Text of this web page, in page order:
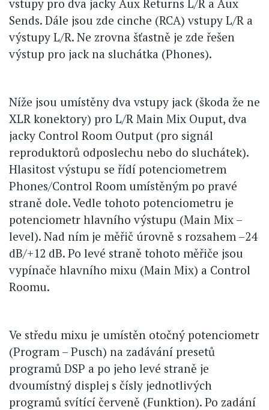
vstupy pro dva jacky Aux Returns L/R a Aux
Sends. Dále jsou zde cinche (RCA) vstupy L/R a
výstupy L/R. Ne zrovna šťastně je zde řešen
výstup pro jack na sluchátka (Phones).
Níže jsou umístěny dva vstupy jack (škoda že ne
XLR konektory) pro L/R Main Mix Ouput, dva
jacky Control Room Output (pro signál
reproduktorů odposlechu nebo do sluchátek).
Hlasitost výstupu se řídí potenciometrem
Phones/Control Room umístěným po pravé
straně dole. Vedle tohoto potenciometru je
potenciometr hlavního výstupu (Main Mix –
level). Nad ním je měřič úrovně s rozsahem –24
dB/+12 dB. Po levé straně tohoto měřiče jsou
vypínače hlavního mixu (Main Mix) a Control
Roomu.
Ve středu mixu je umístěn otočný potenciometr
(Program – Pusch) na zadávání presetů
programů DSP a po jeho levé straně je
dvoumístný displej s čísly jednotlivých
programů svítící červeně (Funktion). Po zadání